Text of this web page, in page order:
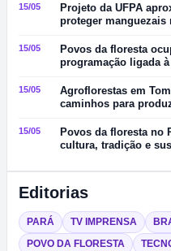
15/05
Projeto da UFPA
proteger manguezais
15/05
Povos da floresta
programação ligada à
15/05
Agroflorestas em
caminhos para
15/05
Povos da floresta no
cultura, tradição e
Editorias
PARÁ TV IMPRENSA
POVO DA FLORESTA